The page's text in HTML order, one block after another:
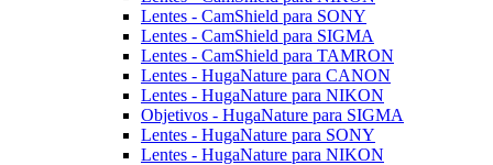
Lentes - CamShield para SONY
Lentes - CamShield para SIGMA
Lentes - CamShield para TAMRON
Lentes - HugaNature para CANON
Lentes - HugaNature para NIKON
Objetivos - HugaNature para SIGMA
Lentes - HugaNature para SONY
Lentes - HugaNature para NIKON